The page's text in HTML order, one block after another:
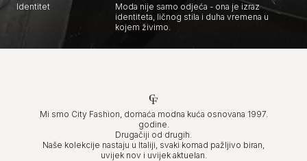
Identitet
Moda nije samo odjeća - ona je izraz
identiteta, ličnog stila i duha vremena u
kojem živimo.
Mi smo City Fashion, domaća modna kuća osnovana 1997.
godine.
Drugačiji od drugih.
Naše kolekcije nastaju u Italiji, svaki komad pažljivo biran,
uvijek nov i uvijek aktuelan.